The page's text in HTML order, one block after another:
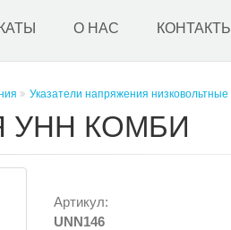
О НАС КОНТАКТЫ
Указатели напряжения низковольтные
УНН КОМБИ
Артикул:
UNN146